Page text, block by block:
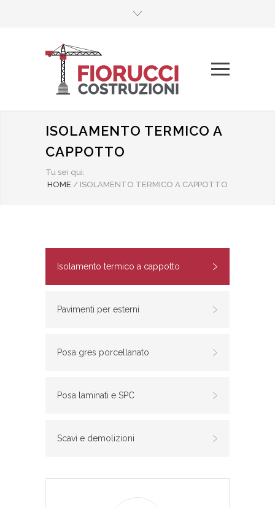
ISOLAMENTO TERMICO A
CAPPOTTO
Tu sei qui:
HOME / ISOLAMENTO TERMICO A CAPPOTTO
Isolamento termico a cappotto
Pavimenti per esterni
Posa gres porcellanato
Posa laminati e SPC
Scavi e demolizioni